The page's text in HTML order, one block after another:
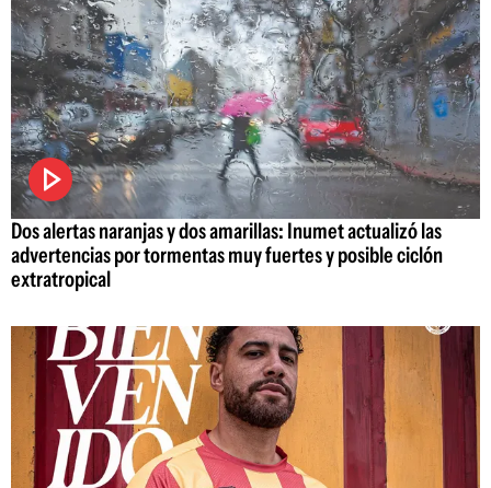
Dos alertas naranjas y dos amarillas: Inumet actualizó las
advertencias por tormentas muy fuertes y posible ciclón
extratropical